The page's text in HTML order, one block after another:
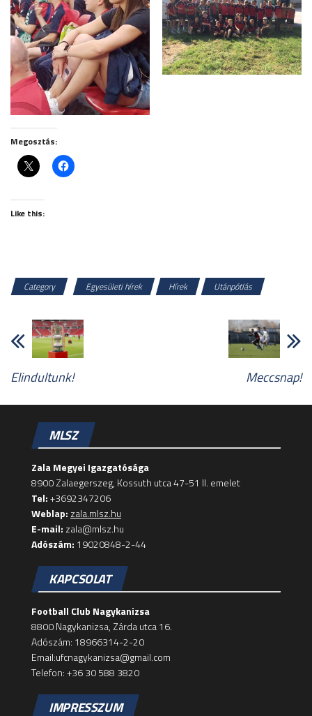
Megosztás:
Like this:
Category Egyesületi hírek Hírek Utánpótlás
Elindultunk! Meccsnap!
MLSZ
Zala Megyei Igazgatósága
8900 Zalaegerszeg, Kossuth utca 47-51 II. emelet
Tel:+3692347206
Weblap: zala.mlsz.hu
E-mail: zala@mlsz.hu
Adószám: 19020848-2-44
KAPCSOLAT
Football Club Nagykanizsa
8800 Nagykanizsa, Zárda utca 16.
Adószám: 18966314-2-20
Email:ufcnagykanizsa@gmail.com
Telefon: +36 30 588 3820
IMPRESSZUM